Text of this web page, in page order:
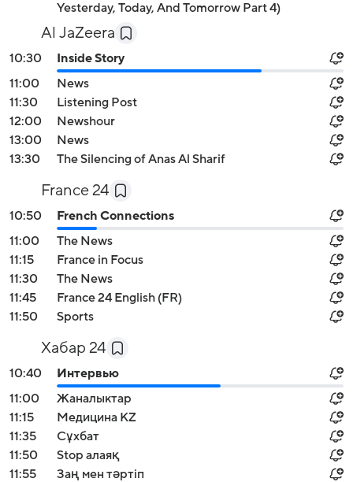
Yesterday, Today, And Tomorrow Part 4)
Al JaZeera
10:30
Inside Story
11:00
News
11:30
Listening Post
12:00
Newshour
13:00
News
13:30
The Silencing of Anas Al Sharif
France 24
10:50
French Connections
11:00
The News
11:15
France in Focus
11:30
The News
11:45
France 24 English (FR)
11:50
Sports
Хабар 24
10:40
Интервью
11:00
Жаналыктар
11:15
Медицина KZ
11:35
Cұхбат
11:50
Stop алаяқ
11:55
Заң мен тәртіп